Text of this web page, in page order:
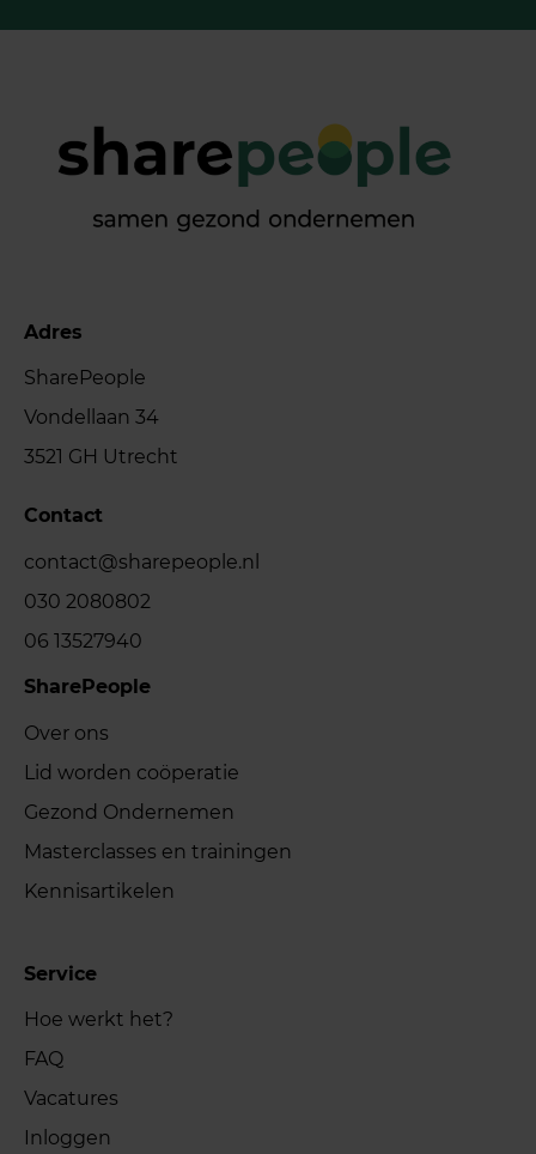
Adres
SharePeople
Vondellaan 34
3521 GH Utrecht
Contact
contact@sharepeople.nl
030 2080802
06 13527940
SharePeople
Over ons
Lid worden coöperatie
Gezond Ondernemen
Masterclasses en trainingen
Kennisartikelen
Service
Hoe werkt het?
FAQ
Vacatures
Inloggen